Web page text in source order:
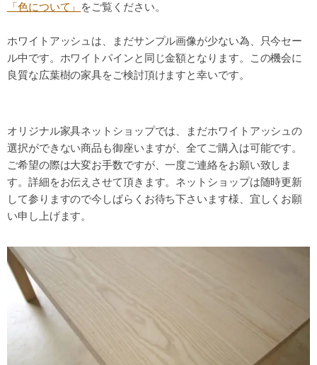
「色について」
をご覧ください。
ホワイトアッシュは、まだサンプル画像が少ない為、只今セー
ル中です。ホワイトパインと同じ金額となります。この機会に
良質な広葉樹の家具をご検討頂けますと幸いです。
オリジナル家具ネットショップでは、まだホワイトアッシュの
選択ができない商品も御座いますが、全てご購入は可能です。
ご希望の際は大変お手数ですが、一度ご連絡をお願い致しま
す。詳細をお伝えさせて頂きます。ネットショップは随時更新
して参りますので今しばらくお待ち下さいます様、宜しくお願
い申し上げます。